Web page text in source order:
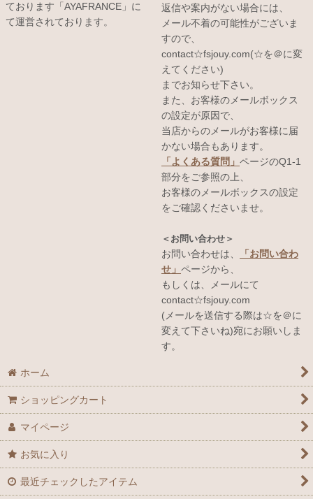
ております「AYAFRANCE」に
て運営されております。
返信や案内がない場合には、
メール不着の可能性がございま
すので、
contact☆fsjouy.com(☆を＠に変
えてください)
までお知らせ下さい。
また、お客様のメールボックス
の設定が原因で、
当店からのメールがお客様に届
かない場合もあります。
「よくある質問」 ページのQ1-1
部分をご参照の上、
お客様のメールボックスの設定
をご確認くださいませ。
＜お問い合わせ＞
お問い合わせは、
「お問い合わ
せ」 ページから、
もしくは、メールにて
contact☆fsjouy.com
(メールを送信する際は☆を＠に
変えて下さいね)宛にお願いしま
す。
ホーム
ショッピングカート
マイページ
お気に入り
最近チェックしたアイテム